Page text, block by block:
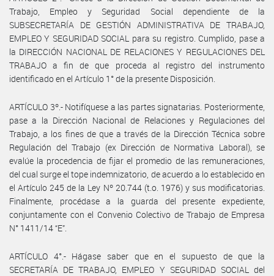
Trabajo, Empleo y Seguridad Social dependiente de la
SUBSECRETARÍA DE GESTIÓN ADMINISTRATIVA DE TRABAJO,
EMPLEO Y SEGURIDAD SOCIAL para su registro. Cumplido, pase a
la DIRECCIÓN NACIONAL DE RELACIONES Y REGULACIONES DEL
TRABAJO a fin de que proceda al registro del instrumento
identificado en el Artículo 1° de la presente Disposición.
ARTÍCULO 3º.- Notifíquese a las partes signatarias. Posteriormente,
pase a la Dirección Nacional de Relaciones y Regulaciones del
Trabajo, a los fines de que a través de la Dirección Técnica sobre
Regulación del Trabajo (ex Dirección de Normativa Laboral), se
evalúe la procedencia de fijar el promedio de las remuneraciones,
del cual surge el tope indemnizatorio, de acuerdo a lo establecido en
el Artículo 245 de la Ley Nº 20.744 (t.o. 1976) y sus modificatorias.
Finalmente, procédase a la guarda del presente expediente,
conjuntamente con el Convenio Colectivo de Trabajo de Empresa
N° 1411/14 “E”.
ARTÍCULO 4°.- Hágase saber que en el supuesto de que la
SECRETARÍA DE TRABAJO, EMPLEO Y SEGURIDAD SOCIAL del